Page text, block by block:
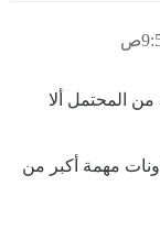
من المحتمل ألا
مهمة أكبر من